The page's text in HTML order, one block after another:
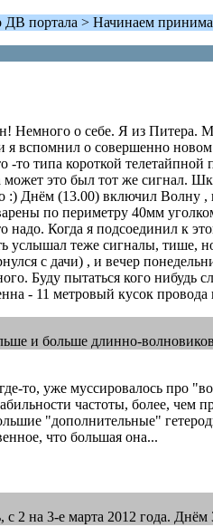
ДВ портала > Начинаем
Немного о себе. Я из
я вспомнил о совершенно
-то типа короткой
это был тот же сигнал.
:) Днём (13.00) включил Волну
по периметру 40мм
надо. Когда я подсоединил к
услышал теже сигналы,
с дачи) , и вечер
Буду пытаться кого
- 11 метровый кусок провода
и больше длинно-
то, уже муссировалось про
частоты, более, чем
"дополнительные"
что большая она...
с 2 на 3-е марта 2012 года.